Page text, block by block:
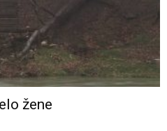
žene